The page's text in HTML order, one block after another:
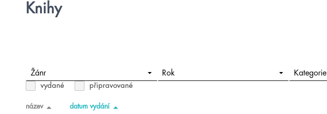
Knihy
Žánr Rok Kategorie
vydané připravované
název datum vydání